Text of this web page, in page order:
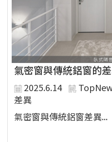
氣密窗與傳統鋁窗的
2025.6.14
差異
氣密窗與傳統鋁窗差異...